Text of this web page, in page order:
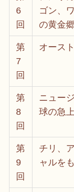
6
回
ゴン、
の黄金
第
7
回
オース
第
8
回
ニュー
球の急
第
9
回
チリ、
ャルを